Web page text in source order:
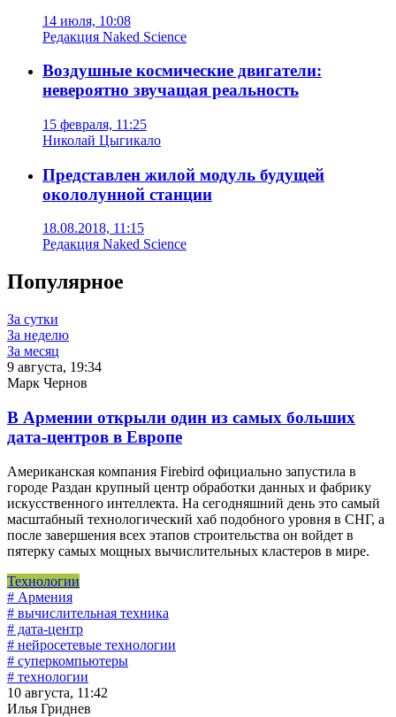
14 июля, 10:08
Редакция Naked Science
Воздушные космические двигатели:
невероятно звучащая реальность
15 февраля, 11:25
Николай Цыгикало
Представлен жилой модуль будущей
окололунной станции
18.08.2018, 11:15
Редакция Naked Science
Популярное
За сутки
За неделю
За месяц
9 августа, 19:34
Марк Чернов
В Армении открыли один из самых больших
дата-центров в Европе
Американская компания Firebird официально запустила в
городе Раздан крупный центр обработки данных и фабрику
искусственного интеллекта. На сегодняшний день это самый
масштабный технологический хаб подобного уровня в СНГ, а
после завершения всех этапов строительства он войдет в
пятерку самых мощных вычислительных кластеров в мире.
Технологии
# Армения
# вычислительная техника
# дата-центр
# нейросетевые технологии
# суперкомпьютеры
# технологии
10 августа, 11:42
Илья Гриднев